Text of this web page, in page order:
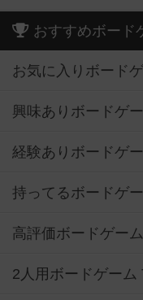
おすすめボード
お気に入りボード
興味ありボードゲ
経験ありボードゲ
持ってるボードゲ
高評価ボードゲー
2人用ボードゲーム